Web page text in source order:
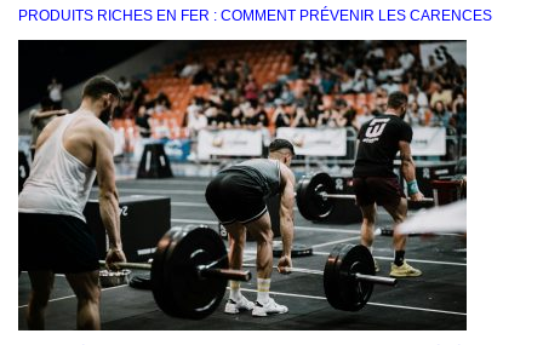
PRODUITS RICHES EN FER : COMMENT PRÉVENIR LES CARENCES